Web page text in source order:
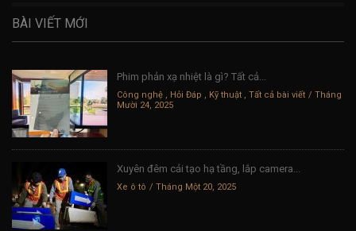
BÀI VIẾT MỚI
Phim phản xạ nhiệt là gì? Tất cả...
Công nghệ , Hỏi Đáp , Kỹ thuật , Tất cả bài viết
Tháng
Mười 24, 2025
Xuyên đêm cải tạo hạ tầng, lắp camera...
Xe ô tô Tháng Một 20, 2025